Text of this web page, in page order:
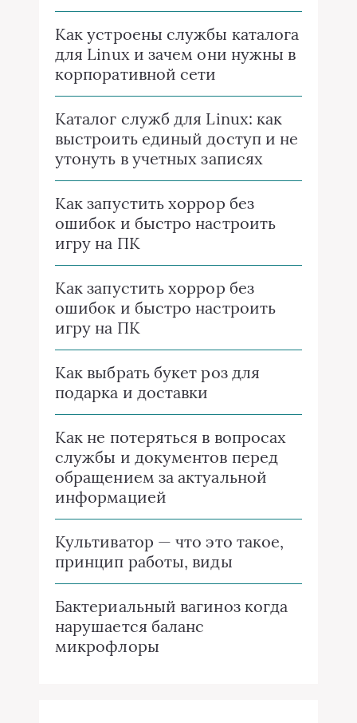
Как устроены службы каталога
для Linux и зачем они нужны в
корпоративной сети
Каталог служб для Linux: как
выстроить единый доступ и не
утонуть в учетных записях
Как запустить хоррор без
ошибок и быстро настроить
игру на ПК
Как запустить хоррор без
ошибок и быстро настроить
игру на ПК
Как выбрать букет роз для
подарка и доставки
Как не потеряться в вопросах
службы и документов перед
обращением за актуальной
информацией
Культиватор — что это такое,
принцип работы, виды
Бактериальный вагиноз когда
нарушается баланс
микрофлоры